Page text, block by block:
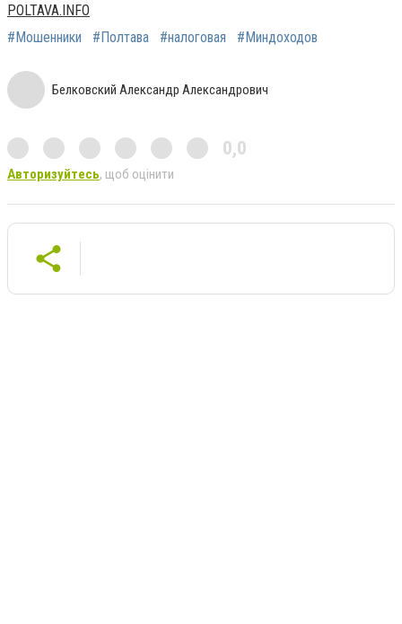
POLTAVA.INFO
#Мошенники
#Полтава #налоговая #Миндоходов
Белковский Александр Александрович
0,0
Авторизуйтесь, щоб оцінити